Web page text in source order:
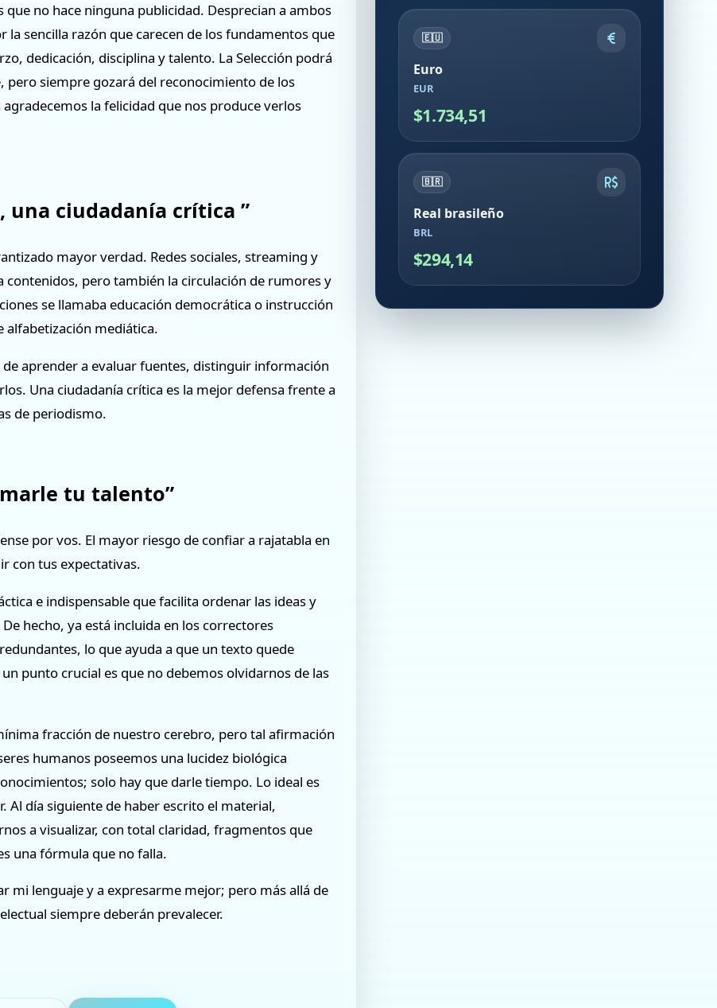
no hace ninguna publicidad. Desprecian a ambos
sencilla razón que carecen de los fundamentos que
dedicación, disciplina y talento. La Selección podrá
siempre gozará del reconocimiento de los
la felicidad que nos produce verlos
una ciudadanía crítica ”
mayor verdad. Redes sociales, streaming y
contenidos, pero también la circulación de rumores y
se llamaba educación democrática o instrucción
alfabetización mediática.
aprender a evaluar fuentes, distinguir información
Una ciudadanía crítica es la mejor defensa frente a
de periodismo.
tu talento”
por vos. El mayor riesgo de confiar a rajatabla en
con tus expectativas.
e indispensable que facilita ordenar las ideas y
hecho, ya está incluida en los correctores
lo que ayuda a que un texto quede
punto crucial es que no debemos olvidarnos de las
fracción de nuestro cerebro, pero tal afirmación
humanos poseemos una lucidez biológica
solo hay que darle tiempo. Lo ideal es
día siguiente de haber escrito el material,
a visualizar, con total claridad, fragmentos que
una fórmula que no falla.
mi lenguaje y a expresarme mejor; pero más allá de
siempre deberán prevalecer.
🇪🇺
Euro
EUR
$1.734,51
🇧🇷
Real brasileño
BRL
$294,14